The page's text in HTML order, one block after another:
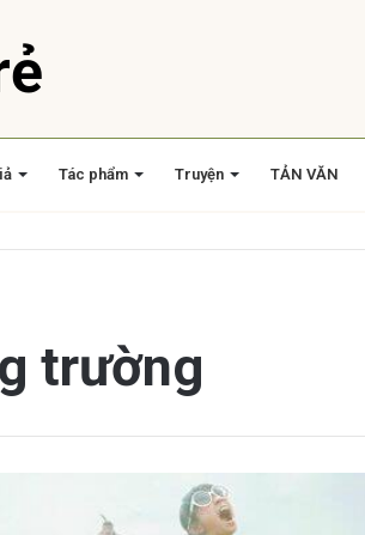
Tác phẩm Truyện TẢN VĂN
trường